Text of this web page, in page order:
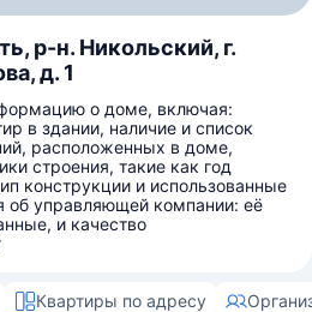
р-н. Никольский, г.
д. 1
о доме, включая:
в здании, наличие и список
расположенных в доме,
строения, такие как год
конструкции и использованные
об управляющей компании: её
и качество
Квартиры по адресу